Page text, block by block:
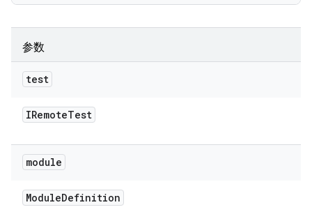
参数
test
IRemoteTest
module
ModuleDefinition